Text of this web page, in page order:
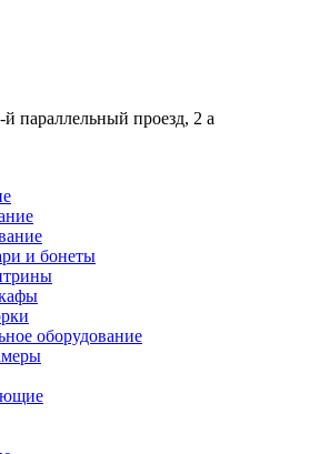
й параллельный проезд, 2 a
и бонеты
оборудование